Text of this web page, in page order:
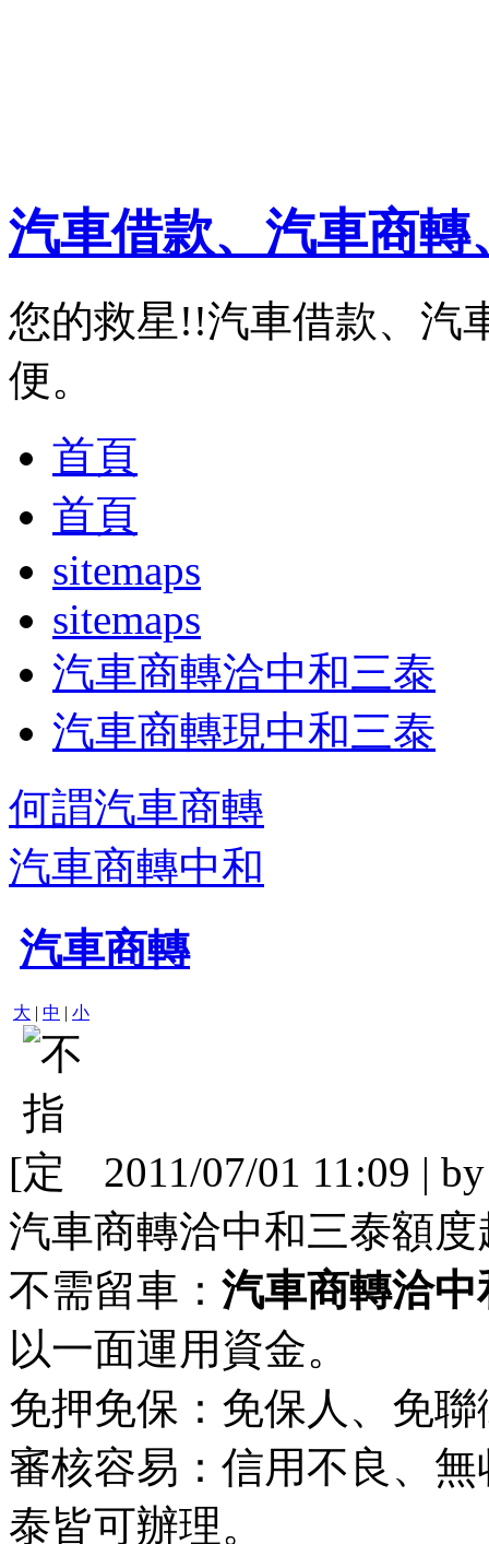
汽車借款、汽車商轉
您的救星!!汽車借款、汽
便。
首頁
首頁
sitemaps
sitemaps
汽車商轉洽中和三泰
汽車商轉現中和三泰
何謂汽車商轉
汽車商轉中和
汽車商轉
大 | 中 | 小
[
2011/07/01 11:09 |
汽車商轉洽中和三泰額
不需留車： 汽車商轉洽中
以一面運用資金。
免押免保：免保人、免
審核容易：信用不良、
泰皆可辦理。